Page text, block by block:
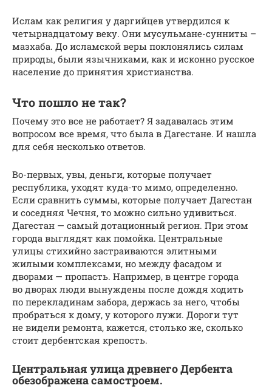
Ислам как религия у даргийцев утвердился к
четырнадцатому веку. Они мусульмане-сунниты –
мазхаба. До исламской веры поклонялись силам
природы, были язычниками, как и исконно русское
население до принятия христианства.
Что пошло не так?
Почему это все не работает? Я задавалась этим
вопросом все время, что была в Дагестане. И нашла
для себя несколько ответов.
Во-первых, увы, деньги, которые получает
республика, уходят куда-то мимо, определенно.
Если сравнить суммы, которые получает Дагестан
и соседняя Чечня, то можно сильно удивиться.
Дагестан — самый дотационный регион. При этом
города выглядят как помойка. Центральные
улицы стихийно застраиваются элитными
жилыми комплексами, но между фасадом и
дворами — пропасть. Например, в центре города
во дворах люди вынуждены после дождя ходить
по перекладинам забора, держась за него, чтобы
пробраться к дому, у которого лужи. Дороги тут
не видели ремонта, кажется, столько же, сколько
стоит дербентская крепость.
Центральная улица древнего Дербента
обезображена самостроем.